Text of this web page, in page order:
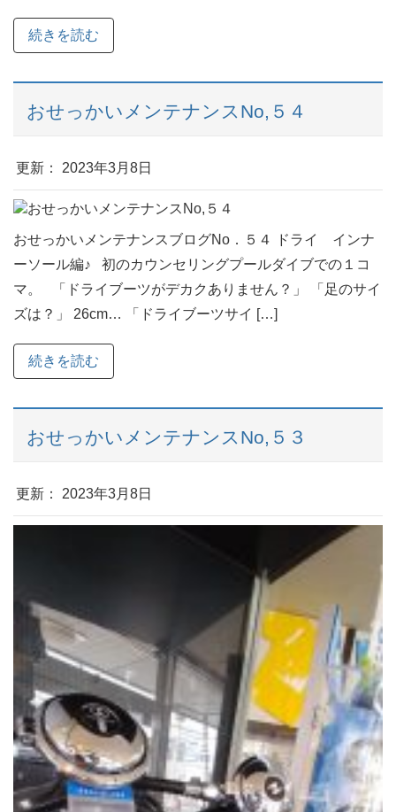
続きを読む
おせっかいメンテナンスNo,５４
更新： 2023年3月8日
おせっかいメンテナンスブログNo．５４ ドライ インナ
ーソール編♪ 初のカウンセリングプールダイブでの１コ
マ。 「ドライブーツがデカクありません？」 「足のサイ
ズは？」 26cm… 「ドライブーツサイ […]
続きを読む
おせっかいメンテナンスNo,５３
更新： 2023年3月8日